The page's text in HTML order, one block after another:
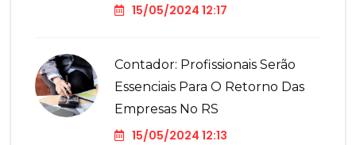
15/05/2024 12:17
Contador: Profissionais Serão
Essenciais Para O Retorno Das
Empresas No RS
15/05/2024 12:13